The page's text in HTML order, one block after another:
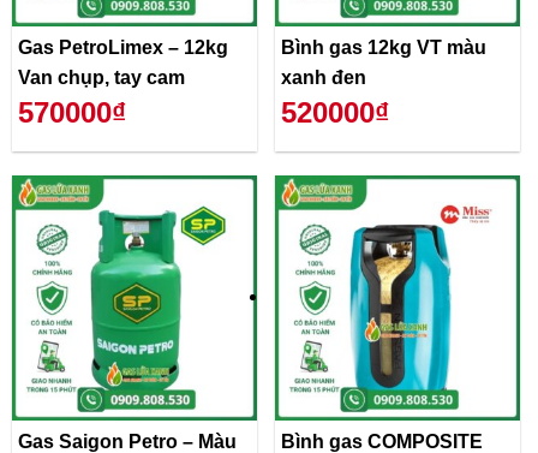
Gas PetroLimex – 12kg
Van chụp, tay cam
570000₫
Bình gas 12kg VT màu
xanh đen
520000₫
Gas Saigon Petro – Màu
Bình gas COMPOSITE